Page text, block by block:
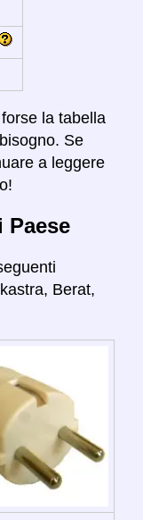
la tabella
Se
a leggere
Paese
Berat,